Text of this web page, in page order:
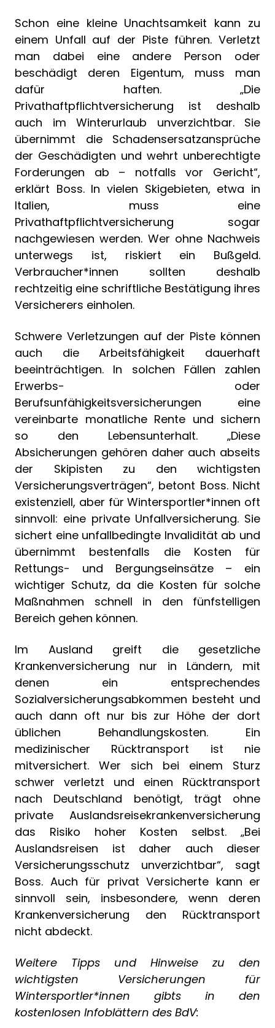
Schon eine kleine Unachtsamkeit kann zu
einem Unfall auf der Piste führen. Verletzt
man dabei eine andere Person oder
beschädigt deren Eigentum, muss man
dafür haften. „Die
Privathaftpflichtversicherung ist deshalb
auch im Winterurlaub unverzichtbar. Sie
übernimmt die Schadensersatzansprüche
der Geschädigten und wehrt unberechtigte
Forderungen ab – notfalls vor Gericht“,
erklärt Boss. In vielen Skigebieten, etwa in
Italien, muss eine
Privathaftpflichtversicherung sogar
nachgewiesen werden. Wer ohne Nachweis
unterwegs ist, riskiert ein Bußgeld.
Verbraucher*innen sollten deshalb
rechtzeitig eine schriftliche Bestätigung ihres
Versicherers einholen.
Schwere Verletzungen auf der Piste können
auch die Arbeitsfähigkeit dauerhaft
beeinträchtigen. In solchen Fällen zahlen
Erwerbs- oder
Berufsunfähigkeitsversicherungen eine
vereinbarte monatliche Rente und sichern
so den Lebensunterhalt. „Diese
Absicherungen gehören daher auch abseits
der Skipisten zu den wichtigsten
Versicherungsverträgen“, betont Boss. Nicht
existenziell, aber für Wintersportler*innen oft
sinnvoll: eine private Unfallversicherung. Sie
sichert eine unfallbedingte Invalidität ab und
übernimmt bestenfalls die Kosten für
Rettungs- und Bergungseinsätze – ein
wichtiger Schutz, da die Kosten für solche
Maßnahmen schnell in den fünfstelligen
Bereich gehen können.
Im Ausland greift die gesetzliche
Krankenversicherung nur in Ländern, mit
denen ein entsprechendes
Sozialversicherungsabkommen besteht und
auch dann oft nur bis zur Höhe der dort
üblichen Behandlungskosten. Ein
medizinischer Rücktransport ist nie
mitversichert. Wer sich bei einem Sturz
schwer verletzt und einen Rücktransport
nach Deutschland benötigt, trägt ohne
private Auslandsreisekrankenversicherung
das Risiko hoher Kosten selbst. „Bei
Auslandsreisen ist daher auch dieser
Versicherungsschutz unverzichtbar“, sagt
Boss. Auch für privat Versicherte kann er
sinnvoll sein, insbesondere, wenn deren
Krankenversicherung den Rücktransport
nicht abdeckt.
Weitere Tipps und Hinweise zu den
wichtigsten Versicherungen für
Wintersportler*innen gibts in den
kostenlosen Infoblättern des BdV: